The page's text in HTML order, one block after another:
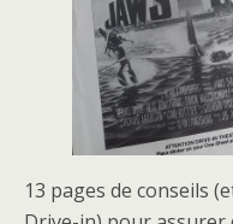
13 pages de conseils